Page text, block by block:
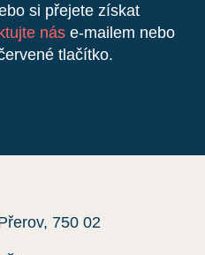
si přejete získat
nás e-mailem nebo
tlačítko.
750 02